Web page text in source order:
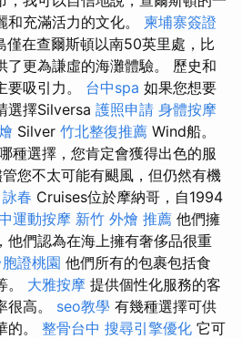
和充滿活力的文化。 柬埔寨簽證
僅在查爾斯頓以南50英里處，比
了更為謙虛的海灘體驗。 歷史和
要吸引力。 台中spa 如果您想要
選擇Silversa 護照申請 身體按摩
Silver 竹北整復推薦 Wind船。
種選擇，您肯定會獲得出色的服
您不太可能有颶風，但仍然有機
春 Cruises位於摩納哥，自1994
運動按摩 新竹 外燴 推薦 他們擁
他們認為在海上擁有奢侈品很重
胞證桃園 他們所有的包裹包括食
。 大雅按摩 提供個性化服務的客
很高。 seo教學 有幾種選擇可供
的。 整骨台中 搜尋引擎優化 它可